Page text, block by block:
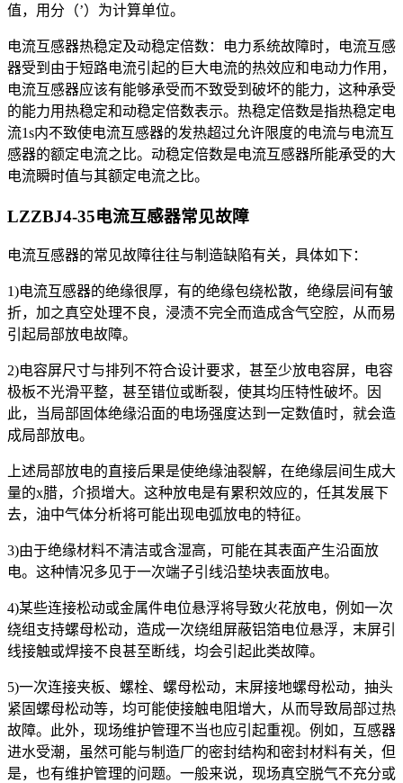
值，用分（’）为计算单位。
电流互感器热稳定及动稳定倍数：电力系统故障时，电流互感
器受到由于短路电流引起的巨大电流的热效应和电动力作用，
电流互感器应该有能够承受而不致受到破坏的能力，这种承受
的能力用热稳定和动稳定倍数表示。热稳定倍数是指热稳定电
流1s内不致使电流互感器的发热超过允许限度的电流与电流互
感器的额定电流之比。动稳定倍数是电流互感器所能承受的大
电流瞬时值与其额定电流之比。
LZZBJ4-35电流互感器常见故障
电流互感器的常见故障往往与制造缺陷有关，具体如下：
1)电流互感器的绝缘很厚，有的绝缘包绕松散，绝缘层间有皱
折，加之真空处理不良，浸渍不完全而造成含气空腔，从而易
引起局部放电故障。
2)电容屏尺寸与排列不符合设计要求，甚至少放电容屏，电容
极板不光滑平整，甚至错位或断裂，使其均压特性破坏。因
此，当局部固体绝缘沿面的电场强度达到一定数值时，就会造
成局部放电。
上述局部放电的直接后果是使绝缘油裂解，在绝缘层间生成大
量的x腊，介损增大。这种放电是有累积效应的，任其发展下
去，油中气体分析将可能出现电弧放电的特征。
3)由于绝缘材料不清洁或含湿高，可能在其表面产生沿面放
电。这种情况多见于一次端子引线沿垫块表面放电。
4)某些连接松动或金属件电位悬浮将导致火花放电，例如一次
绕组支持螺母松动，造成一次绕组屏蔽铝箔电位悬浮，末屏引
线接触或焊接不良甚至断线，均会引起此类故障。
5)一次连接夹板、螺栓、螺母松动，末屏接地螺母松动，抽头
紧固螺母松动等，均可能使接触电阻增大，从而导致局部过热
故障。此外，现场维护管理不当也应引起重视。例如，互感器
进水受潮，虽然可能与制造厂的密封结构和密封材料有关，但
是，也有维护管理的问题。一般来说，现场真空脱气不充分或